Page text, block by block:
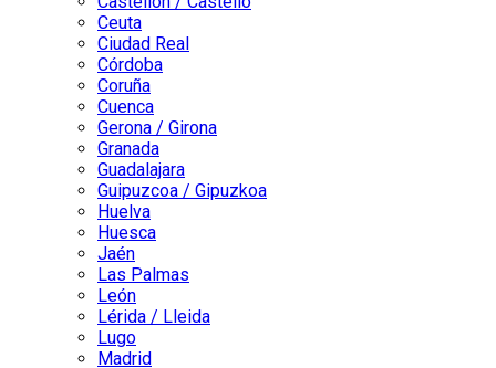
Ceuta
Ciudad Real
Córdoba
Coruña
Cuenca
Gerona / Girona
Granada
Guadalajara
Guipuzcoa / Gipuzkoa
Huelva
Huesca
Jaén
Las Palmas
León
Lérida / Lleida
Lugo
Madrid